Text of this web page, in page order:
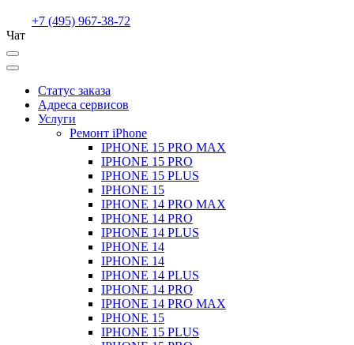
+7 (495) 967-38-72
Чат
Статус заказа
Адреса сервисов
Услуги
Ремонт iPhone
IPHONE 15 PRO MAX
IPHONE 15 PRO
IPHONE 15 PLUS
IPHONE 15
IPHONE 14 PRO MAX
IPHONE 14 PRO
IPHONE 14 PLUS
IPHONE 14
IPHONE 14
IPHONE 14 PLUS
IPHONE 14 PRO
IPHONE 14 PRO MAX
IPHONE 15
IPHONE 15 PLUS